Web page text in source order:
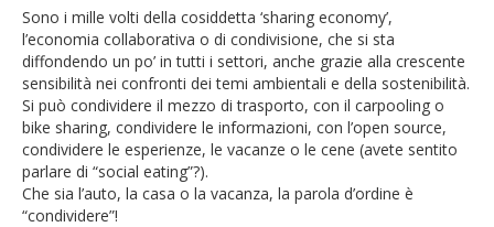
Chi Siamo
Partner
Contatti
Italiano
German
English
news ed eventi
ecohotel
rassegna stampa
Sono i mille volti della cosiddetta ‘sharing economy’,
l’economia collaborativa o di condivisione, che si sta
diffondendo un po’ in tutti i settori, anche grazie alla crescente
sensibilità nei confronti dei temi ambientali e della sostenibilità.
Si può condividere il mezzo di trasporto, con il carpooling o
bike sharing, condividere le informazioni, con l’open source,
condividere le esperienze, le vacanze o le cene (avete sentito
parlare di “social eating”?).
Che sia l’auto, la casa o la vacanza, la parola d’ordine è
“condividere”!